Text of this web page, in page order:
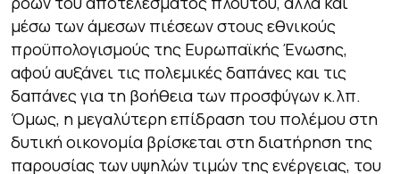
μέσω των άμεσων πιέσεων στους εθνικούς
προϋπολογισμούς της Ευρωπαϊκής Ένωσης,
αφού αυξάνει τις πολεμικές δαπάνες και τις
δαπάνες για τη βοήθεια των προσφύγων κ.λπ.
Όμως, η μεγαλύτερη επίδραση του πολέμου στη
δυτική οικονομία βρίσκεται στη διατήρηση της
παρουσίας των υψηλών τιμών της ενέργειας, του